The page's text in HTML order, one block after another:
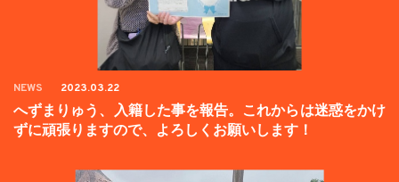
NEWS 2023.03.22
へずまりゅう、入籍した事を報告。これからは迷惑をかけ
ずに頑張りますので、よろしくお願いします！